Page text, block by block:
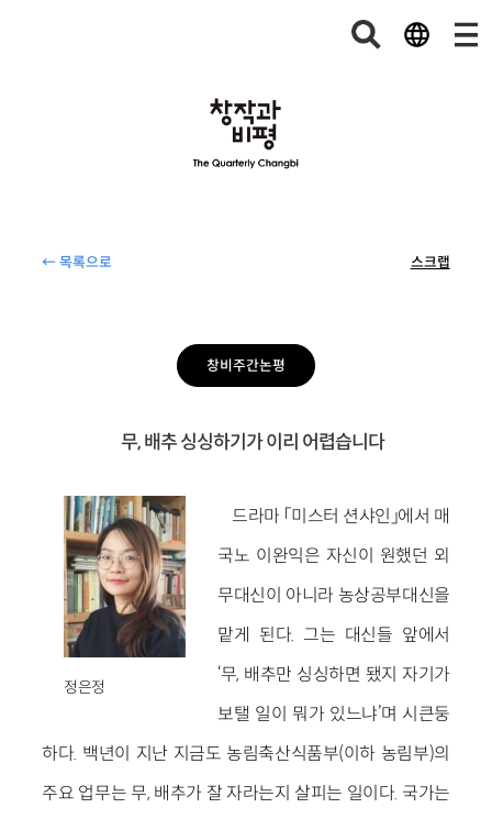
← 목록으로 스크랩
창비주간논평
무, 배추 싱싱하기가 이리 어렵습니다
정은정
드라마 「미스터 션샤인」에서 매
국노 이완익은 자신이 원했던 외
무대신이 아니라 농상공부대신을
맡게 된다. 그는 대신들 앞에서
‘무, 배추만 싱싱하면 됐지 자기가
보탤 일이 뭐가 있느냐’며 시큰둥
하다. 백년이 지난 지금도 농림축산식품부(이하 농림부)의
주요 업무는 무, 배추가 잘 자라는지 살피는 일이다. 국가는